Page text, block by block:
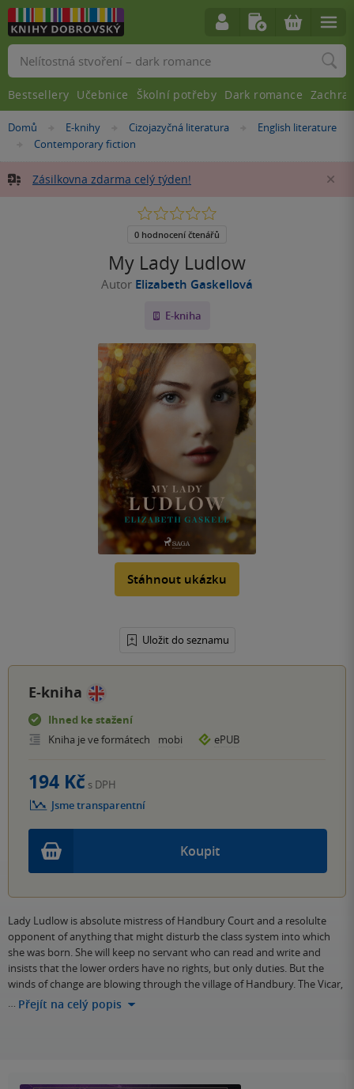
Nacházíte
Domů »E-knihy »Cizojazyčná literatura »
English literature
»
Contemporary fiction
Zásilkovna zdarma celý týden!
My Lady Ludlow
Autor Elizabeth Gaskellová
E-kniha
Stáhnout ukázku
Uložit do seznamu
0.0
5
0 hodnocení čtenářů
E-kniha
Ihned ke stažení
Kniha je ve formátech
mobi ePUB
Koupit
194 Kč s DPH
Jsme transparentní
Lady Ludlow is absolute mistress of Handbury Court and a resolulte
opponent of anything that might disturb the class system into which
she was born. She will keep no servant who can read and write and
insists that the lower orders have no rights, but only duties. But the
winds of change are blowing through the village of Handbury. The Vicar,
… Přejít na celý popis
Vyhledávání
Bestsellery Učebnice Školní potřeby Dark romance